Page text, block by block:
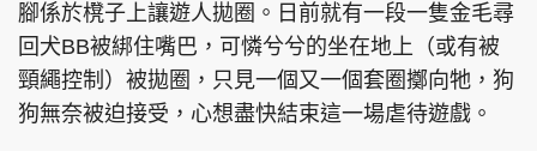
腳係於櫈子上讓遊人拋圈。日前就有一段一隻金毛尋
回犬BB被綁住嘴巴，可憐兮兮的坐在地上（或有被
頸繩控制）被拋圈，只見一個又一個套圈擲向牠，狗
狗無奈被迫接受，心想盡快結束這一場虐待遊戲。